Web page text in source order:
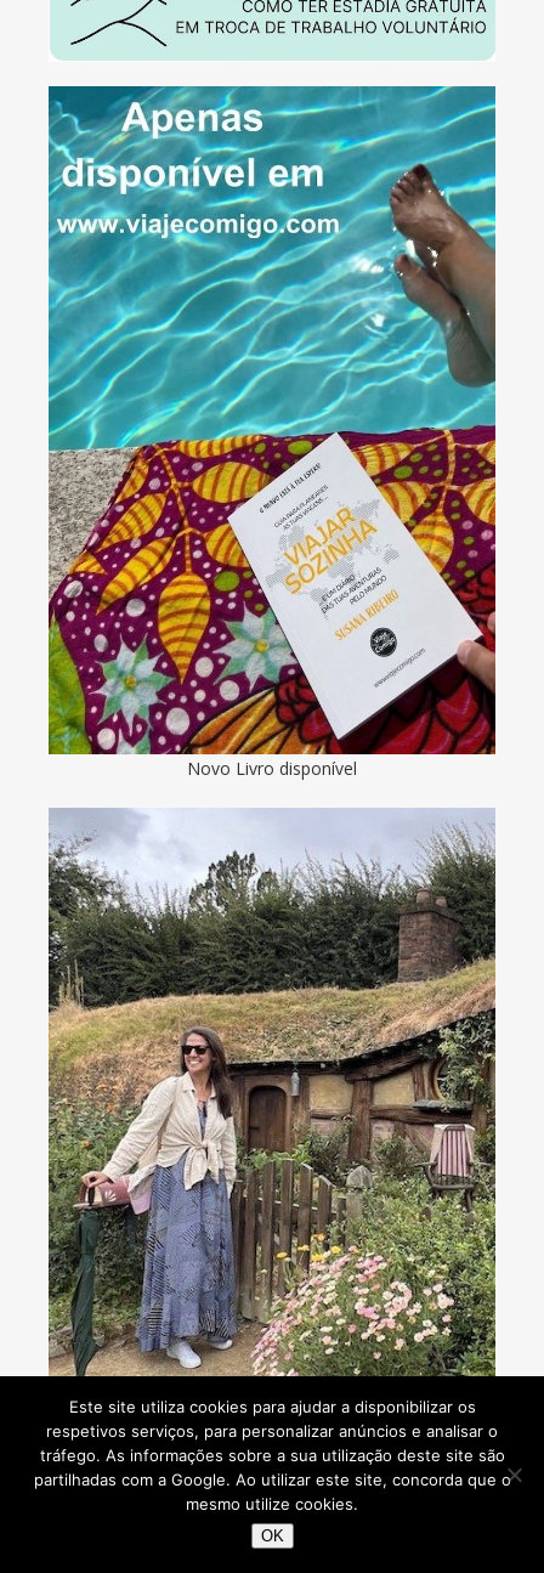
Novo Livro disponível
Consultoria de viagens - Agente de Viagens
Este site utiliza cookies para ajudar a disponibilizar os
respetivos serviços, para personalizar anúncios e analisar o
tráfego. As informações sobre a sua utilização deste site são
partilhadas com a Google. Ao utilizar este site, concorda que o
mesmo utilize cookies.
OK